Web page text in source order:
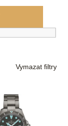
Vymazat filtry